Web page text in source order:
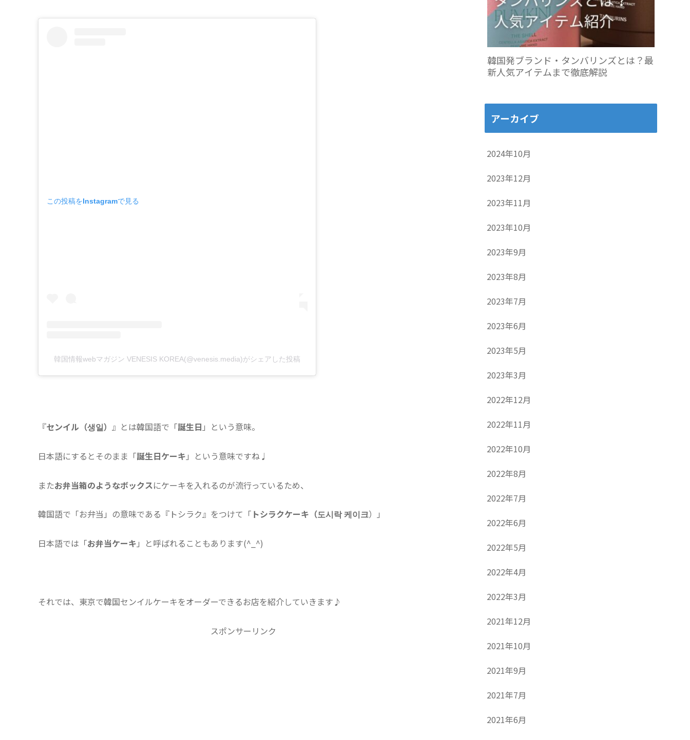
この投稿をInstagramで見る
韓国情報webマガジン VENESIS KOREA(@venesis.media)がシェアした投稿
『センイル（생일） 』とは韓国語で「誕生日 」という意味。
日本語にするとそのまま「誕生日ケーキ 」という意味ですね♩
またお弁当箱のようなボックスにケーキを入れるのが流行っているため、
韓国語で「お弁当」の意味である『トシラク』をつけて「 トシラクケーキ（도시락 케이크）」
日本語では「お弁当ケーキ 」と呼ばれることもあります(^_^)
それでは、東京で韓国センイルケーキをオーダーできるお店を紹介していきます♪
スポンサーリンク
韓国発ブランド・タンバリンズとは？最
新人気アイテムまで徹底解説
アーカイブ
2024年10月
2023年12月
2023年11月
2023年10月
2023年9月
2023年8月
2023年7月
2023年6月
2023年5月
2023年3月
2022年12月
2022年11月
2022年10月
2022年8月
2022年7月
2022年6月
2022年5月
2022年4月
2022年3月
2021年12月
2021年10月
2021年9月
2021年7月
2021年6月